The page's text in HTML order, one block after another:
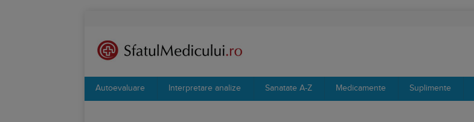
Autoevaluare Interpretare analize Sanatate A-Z Medicamente Suplimente